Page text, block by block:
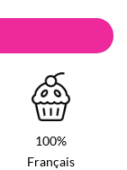
100%
Français